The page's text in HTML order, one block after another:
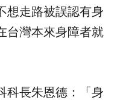
想走路被誤認有身
台灣本來身障者就
科長朱恩德：「身